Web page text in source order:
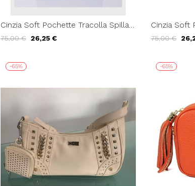
Cinzia Soft Pochette Tracolla Spilla
75,00 € 26,25 €
Cinzia Soft
75,00 €
-65% -65%